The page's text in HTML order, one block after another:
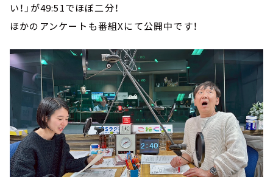
い！」が49:51でほぼ二分！
ほかのアンケートも番組Xにて公開中です！